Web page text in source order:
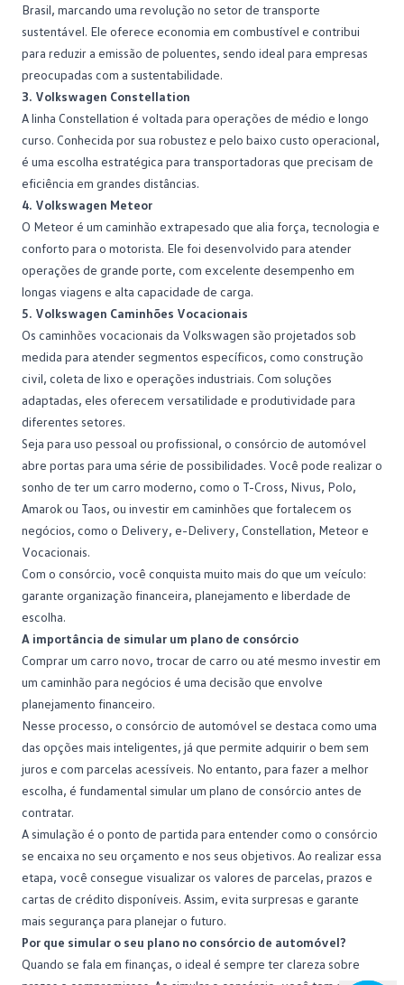
Brasil, marcando uma revolução no setor de transporte
sustentável. Ele oferece economia em combustível e contribui
para reduzir a emissão de poluentes, sendo ideal para empresas
preocupadas com a sustentabilidade.
3. Volkswagen Constellation
A linha Constellation é voltada para operações de médio e longo
curso. Conhecida por sua robustez e pelo baixo custo operacional,
é uma escolha estratégica para transportadoras que precisam de
eficiência em grandes distâncias.
4. Volkswagen Meteor
O Meteoré um caminhão extrapesado que alia força, tecnologia e
conforto para o motorista. Ele foi desenvolvido para atender
operações de grande porte, com excelente desempenho em
longas viagens e alta capacidade de carga.
5. Volkswagen Caminhões Vocacionais
Os caminhões vocacionais da Volkswagen são projetados sob
medida para atender segmentos específicos, como construção
civil, coleta de lixo e operações industriais. Com soluções
adaptadas, eles oferecem versatilidade e produtividade para
diferentes setores.
Seja para uso pessoal ou profissional, o consórcio de automóvel
abre portas para uma série de possibilidades. Você pode realizar o
sonho de ter um carro moderno, como o T-Cross, Nivus, Polo,
Amarok ou Taos, ou investir em caminhões que fortalecem os
negócios, como o Delivery, e-Delivery, Constellation, Meteor e
Vocacionais.
Com o consórcio, você conquista muito mais do que um veículo:
garante organização financeira, planejamento e liberdade de
escolha.
A importância de simular um plano de consórcio
Comprar um carro novo, trocar de carro ou até mesmo investir em
um caminhão para negócios é uma decisão que envolve
planejamento financeiro.
Nesse processo, o consórcio de automóvel se destaca como uma
das opções mais inteligentes, já que permite adquirir o bem sem
juros e com parcelas acessíveis. No entanto, para fazer a melhor
escolha, é fundamental simular um plano de consórcio antes de
contratar.
A simulação é o ponto de partida para entender como o consórcio
se encaixa no seu orçamento e nos seus objetivos. Ao realizar essa
etapa, você consegue visualizar os valores de parcelas, prazos e
cartas de crédito disponíveis. Assim, evita surpresas e garante
mais segurança para planejar o futuro.
Por que simular o seu plano no consórcio de automóvel?
Quando se fala em finanças, o ideal é sempre ter clareza sobre